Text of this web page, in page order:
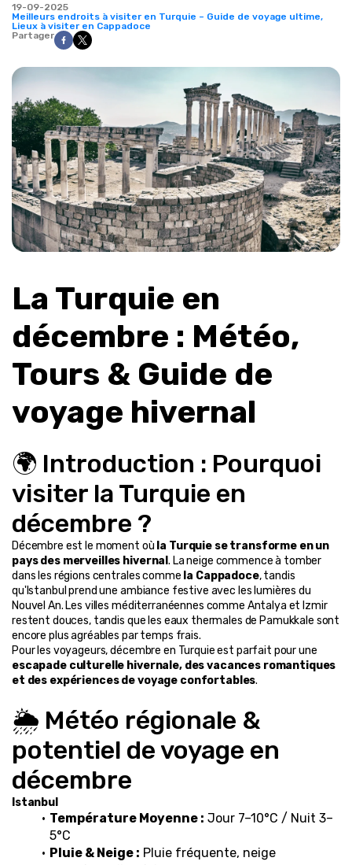
19-09-2025
Meilleurs endroits à visiter en Turquie – Guide de voyage ultime,
Lieux à visiter en Cappadoce
Partager
La Turquie en
décembre : Météo,
Tours & Guide de
voyage hivernal
🌍 Introduction : Pourquoi
visiter la Turquie en
décembre ?
Décembre est le moment où la Turquie se transforme en un
pays des merveilles hivernal. La neige commence à tomber
dans les régions centrales comme la Cappadoce, tandis
qu'Istanbul prend une ambiance festive avec les lumières du
Nouvel An. Les villes méditerranéennes comme Antalya et Izmir
restent douces, tandis que les eaux thermales de Pamukkale sont
encore plus agréables par temps frais.
escapade culturelle hivernale, des vacances romantiques
et des expériences de voyage confortables.
🌦️ Météo régionale &
potentiel de voyage en
décembre
Istanbul
Température Moyenne : Jour 7–10°C / Nuit 3–
5°C
Pluie & Neige : Pluie fréquente, neige